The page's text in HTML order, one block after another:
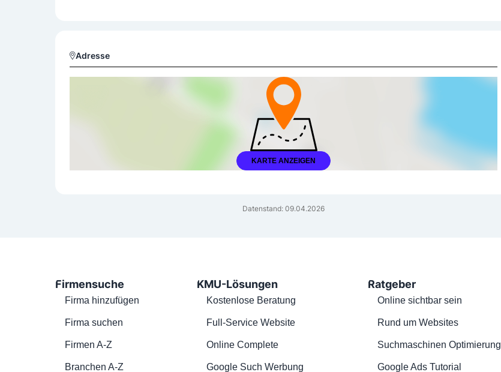
Adresse
KARTE ANZEIGEN
Datenstand: 09.04.2026
Firmensuche
Firma hinzufügen
Firma suchen
Firmen A-Z
Branchen A-Z
KMU-Lösungen
Kostenlose Beratung
Full-Service Website
Online Complete
Google Such Werbung
Ratgeber
Online sichtbar sein
Rund um Websites
Suchmaschinen Optimierung
Google Ads Tutorial